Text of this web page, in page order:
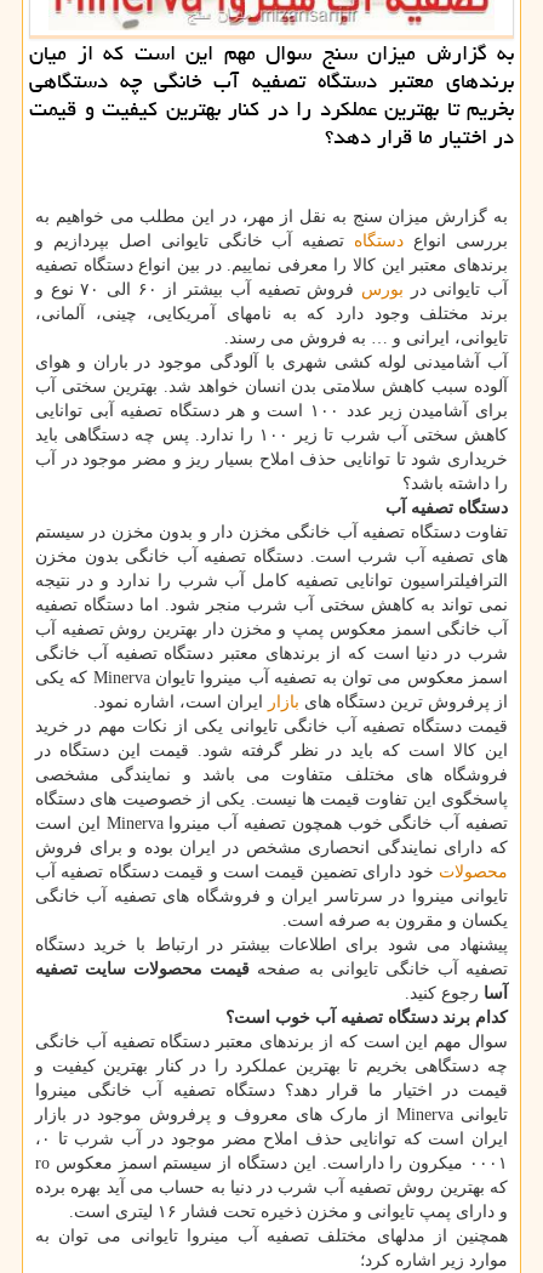
به گزارش میزان سنج سوال مهم این است كه از میان
برندهای معتبر دستگاه تصفیه آب خانگی چه دستگاهی
بخریم تا بهترین عملكرد را در كنار بهترین كیفیت و قیمت
در اختیار ما قرار دهد؟
به گزارش میزان سنج به نقل از مهر، در این مطلب می خواهیم به
بررسی انواع دستگاه تصفیه آب خانگی تایوانی اصل بپردازیم و
برندهای معتبر این کالا را معرفی نماییم. در بین انواع دستگاه تصفیه
آب تایوانی در بورس
فروش تصفیه آب بیشتر از ۶۰ الی ۷۰ نوع و
برند مختلف وجود دارد که به نامهای آمریکایی، چینی، آلمانی،
تایوانی، ایرانی و … به فروش می رسند.
آب آشامیدنی لوله کشی شهری با آلودگی موجود در باران و هوای
آلوده سبب کاهش سلامتی بدن انسان خواهد شد. بهترین سختی آب
برای آشامیدن زیر عدد ۱۰۰ است و هر دستگاه تصفیه آبی توانایی
کاهش سختی آب شرب تا زیر ۱۰۰ را ندارد. پس چه دستگاهی باید
خریداری شود تا توانایی حذف املاح بسیار ریز و مضر موجود در آب
را داشته باشد؟
دستگاه تصفیه آب
تفاوت دستگاه تصفیه آب خانگی مخزن دار و بدون مخزن در سیستم
های تصفیه آب شرب است. دستگاه تصفیه آب خانگی بدون مخزن
الترافیلتراسیون توانایی تصفیه کامل آب شرب را ندارد و در نتیجه
نمی تواند به کاهش سختی آب شرب منجر شود. اما دستگاه تصفیه
آب خانگی اسمز معکوس پمپ و مخزن دار بهترین روش تصفیه آب
شرب در دنیا است که از برندهای معتبر دستگاه تصفیه آب خانگی
اسمز معکوس می توان به تصفیه آب مینروا تایوان Minerva که یکی
از پرفروش ترین دستگاه های بازار ایران است، اشاره نمود.
قیمت دستگاه تصفیه آب خانگی تایوانی یکی از نکات مهم در خرید
این کالا است که باید در نظر گرفته شود. قیمت این دستگاه در
فروشگاه های مختلف متفاوت می باشد و نمایندگی مشخصی
پاسخگوی این تفاوت قیمت ها نیست. یکی از خصوصیت های دستگاه
تصفیه آب خانگی خوب همچون تصفیه آب مینروا Minerva این است
که دارای نمایندگی انحصاری مشخص در ایران بوده و برای فروش
محصولات خود دارای تضمین قیمت است و قیمت دستگاه تصفیه آب
تایوانی مینروا در سرتاسر ایران و فروشگاه های تصفیه آب خانگی
یکسان و مقرون به صرفه است.
پیشنهاد می شود برای اطلاعات بیشتر در ارتباط با خرید دستگاه
تصفیه آب خانگی تایوانی به صفحه قیمت محصولات سایت تصفیه
آسا رجوع کنید.
کدام برند دستگاه تصفیه آب خوب است؟
سوال مهم این است که از برندهای معتبر دستگاه تصفیه آب خانگی
چه دستگاهی بخریم تا بهترین عملکرد را در کنار بهترین کیفیت و
قیمت در اختیار ما قرار دهد؟ دستگاه تصفیه آب خانگی مینروا
تایوانی Minerva از مارک های معروف و پرفروش موجود در بازار
ایران است که توانایی حذف املاح مضر موجود در آب شرب تا ۰،
۰۰۰۱ میکرون را داراست. این دستگاه از سیستم اسمز معکوس ro
که بهترین روش تصفیه آب شرب در دنیا به حساب می آید بهره برده
و دارای پمپ تایوانی و مخزن ذخیره تحت فشار ۱۶ لیتری است.
همچنین از مدلهای مختلف تصفیه آب مینروا تایوانی می توان به
موارد زیر اشاره کرد؛